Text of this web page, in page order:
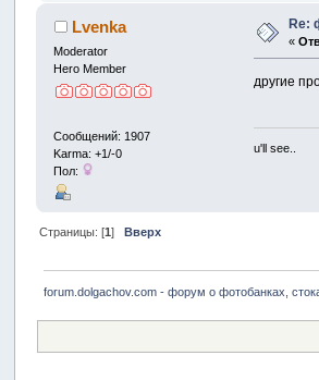
Lvenka
Moderator
Hero Member
Сообщений: 1907
Karma: +1/-0
Пол:
Re:
«
другие
u'll see..
Страницы: [1 ]
Вверх
forum.dolgachov.com - форум о фотобанках,